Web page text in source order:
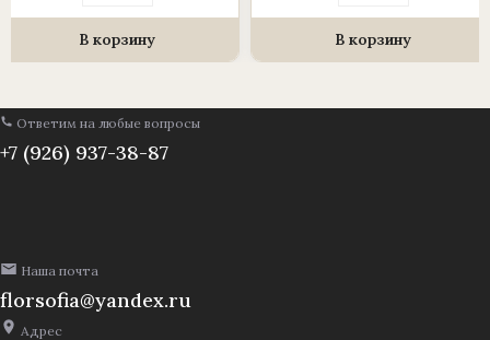
в
букете
веток,
30
см.,
уп./
В корзину
в
букете
см.,
В корзину
Ответим на любые вопросы
+7 (926) 937-38-87
Наша почта
florsofia@yandex.ru
Адрес